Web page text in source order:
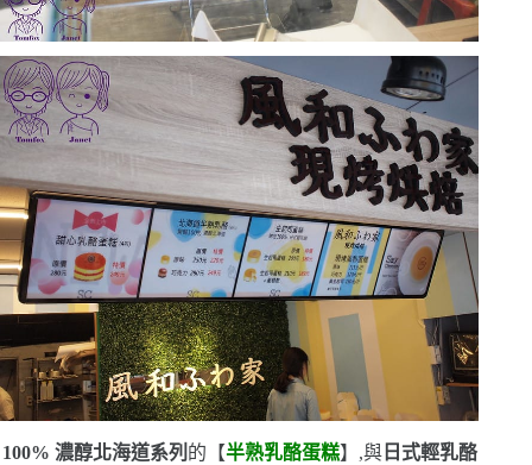
100% 濃醇北海道系列 的【半熟乳酪蛋糕】,與日式輕乳酪